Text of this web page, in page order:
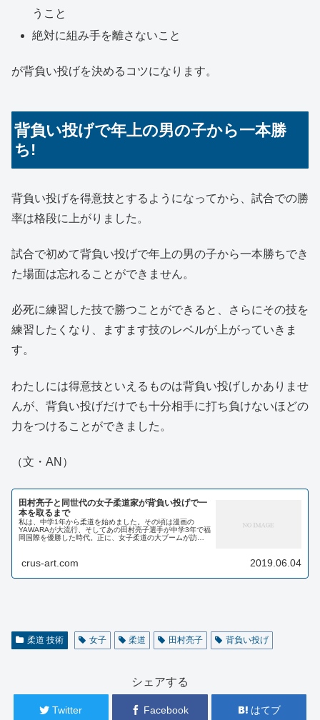
うこと
絶対に組み手を離さないこと
が背負い投げを決めるコツになります。
背負い投げで年上の男の子から一本勝
ち!
背負い投げを得意技とするようになってから、試合での勝
率は格段に上がりました。
試合で初めて背負い投げで年上の男の子から一本勝ちでき
た場面は忘れることができません。
必死に練習した技で勝つことができると、さらにその技を
練習したくなり、ますます技のレベルが上がっていきま
す。
わたしには得意技といえるものは背負い投げしかありませ
んが、背負い投げだけでも十分相手に打ち負けないほどの
力をつけることができました。
（文・AN）
田村亮子と同世代の女子柔道家が背負い投げで一
本を取るまで
私は、中学1年から柔道を始めました。その頃は漫画の
YAWARAが大流行、そしてあの田村亮子選手が中学3年で福
岡国際を優勝した時代。正に、女子柔道の大ブームが訪れ
crus-art.com 2019.06.04
柔道 技術 女子 柔道 田村亮子 背負い投げ
シェアする
Twitter Facebook はてブ